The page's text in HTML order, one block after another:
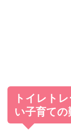
トイレト
い子育ての